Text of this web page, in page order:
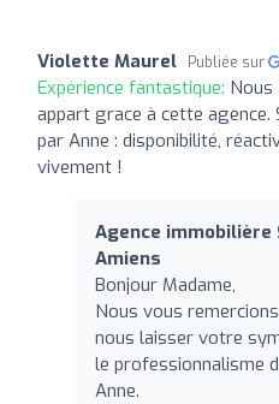
Violette Maurel Publiée sur
Expérience fantastique: Nous
appart grace à cette agence.
par Anne : disponibilité,
vivement !
Agence immobilière
Amiens
Bonjour Madame,
Nous vous
nous laisser votre
le professionnalisme
Anne.